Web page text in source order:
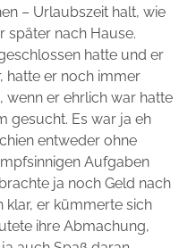
– Urlaubszeit halt, wie
später nach Hause.
hatte und er
hatte er noch immer
wenn er ehrlich war hatte
gesucht. Es war ja eh
entweder ohne
Aufgaben
ja noch Geld nach
klar, er kümmerte sich
ihre Abmachung,